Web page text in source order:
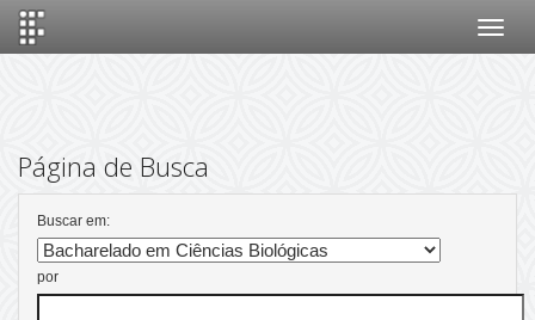
Página de Busca
Buscar em:
por